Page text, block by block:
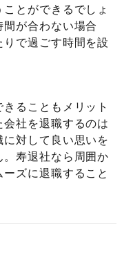
とができるでしょ
が合わない場合
で過ごす時間を設
ることもメリット
社を退職するのは
対して良い思いを
。寿退社なら周囲か
ズに退職すること